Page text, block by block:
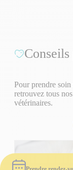
Pour prendre
retrouvez tous
vétérinaires.